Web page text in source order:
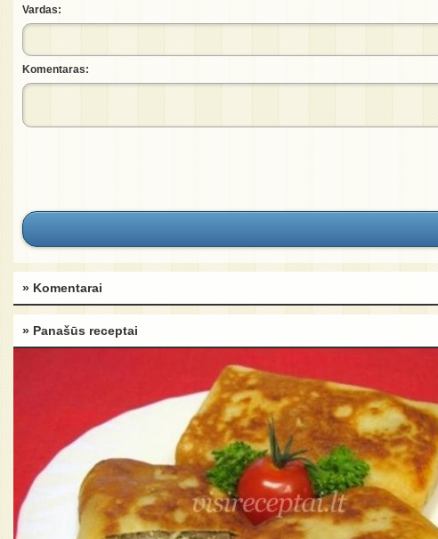
Vardas:
Komentaras:
» Komentarai
» Panašūs receptai